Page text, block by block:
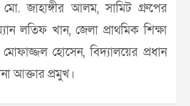
জাহাঙ্গীর আলম, সামিট গ্রুপের
লতিফ খান, জেলা প্রাথমিক শিক্ষা
হোসেন, বিদ্যালয়ের প্রধান
আক্তার প্রমুখ।